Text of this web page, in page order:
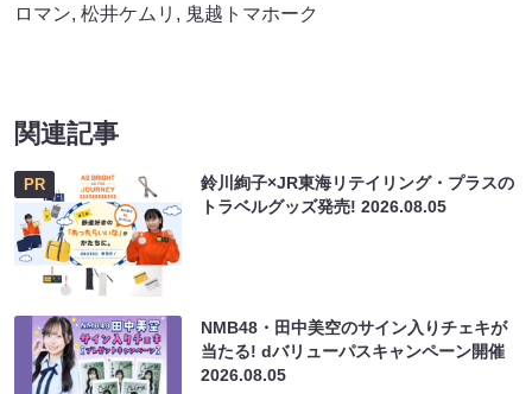
ロマン, 松井ケムリ , 鬼越トマホーク
関連記事
PR
鈴川絢子×JR東海リテイリング・プラスの
トラベルグッズ発売!2026.08.05
NMB48・田中美空のサイン入りチェキが
当たる! dバリューパスキャンペーン開催
2026.08.05